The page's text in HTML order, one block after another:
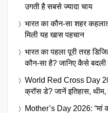
उगती है सबसे ज्यादा चाय
भारत का कौन-सा शहर
मिली यह खास पहचान
भारत का पहला पूरी तरह
कौन-सा है? जानिए कैसे बदली
World Red Cross Day
क्रॉस डे? जानें इतिहास, थीम,
Mother’s Day 2026: “मां